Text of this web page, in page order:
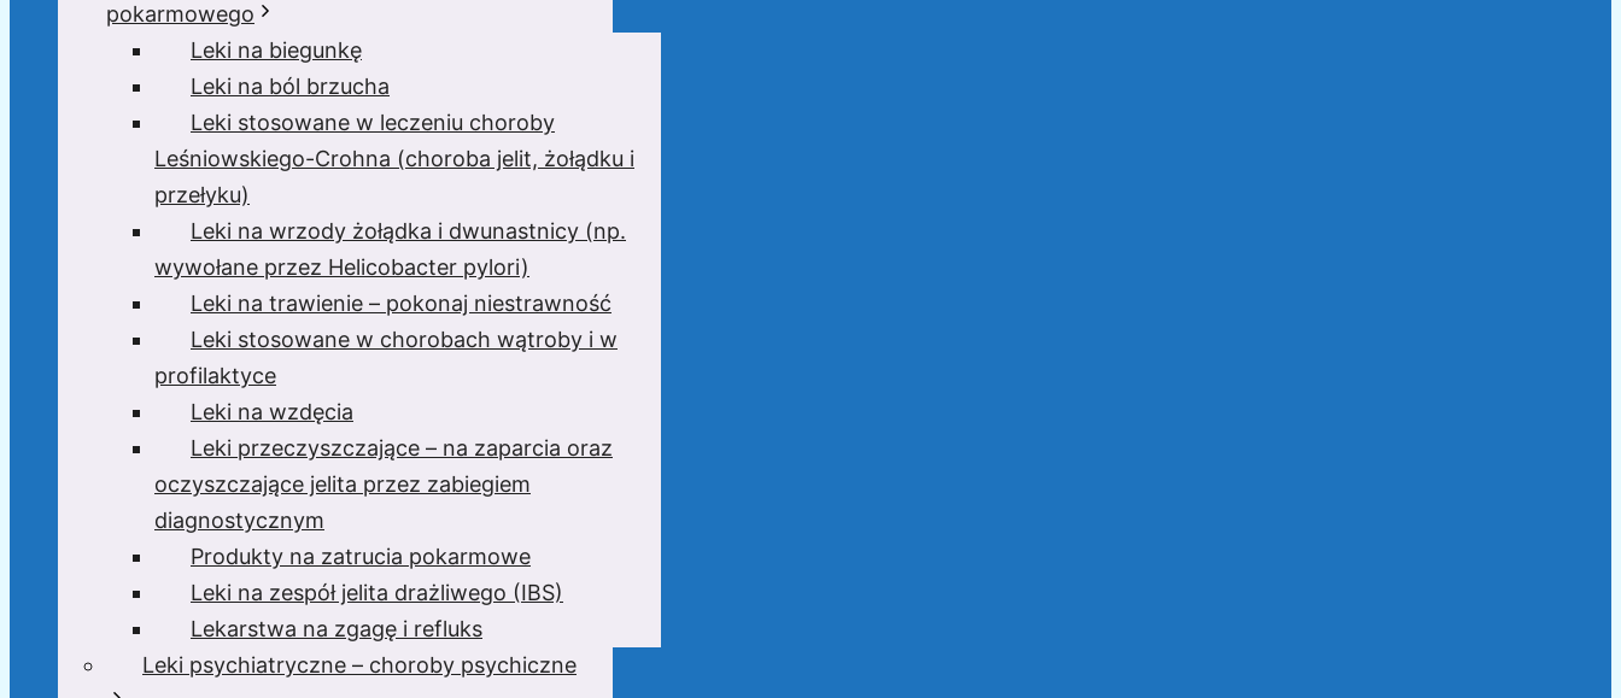
pokarmowego
Leki na biegunkę
Leki na ból brzucha
Leki stosowane w leczeniu choroby
Leśniowskiego-Crohna (choroba jelit, żołądku i
przełyku)
Leki na wrzody żołądka i dwunastnicy (np.
wywołane przez Helicobacter pylori)
Leki na trawienie – pokonaj niestrawność
Leki stosowane w chorobach wątroby i w
profilaktyce
Leki na wzdęcia
Leki przeczyszczające – na zaparcia oraz
oczyszczające jelita przez zabiegiem
diagnostycznym
Produkty na zatrucia pokarmowe
Leki na zespół jelita drażliwego (IBS)
Lekarstwa na zgagę i refluks
Leki psychiatryczne – choroby psychiczne